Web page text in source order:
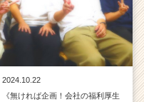
2024.10.22
《無ければ企画！会社の福利厚生